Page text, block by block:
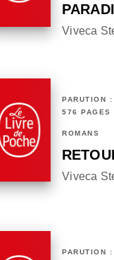
Viveca
PARUTION
576 PAGES
ROMANS
Viveca
PARUTION